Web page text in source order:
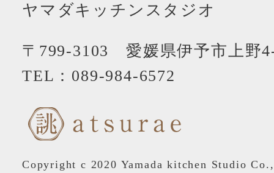
ヤマダキッチンスタジオ
〒799-3103 愛媛県伊予市上野
TEL： 089-984-6572
Copyright c 2020 Yamada kitchen Studio